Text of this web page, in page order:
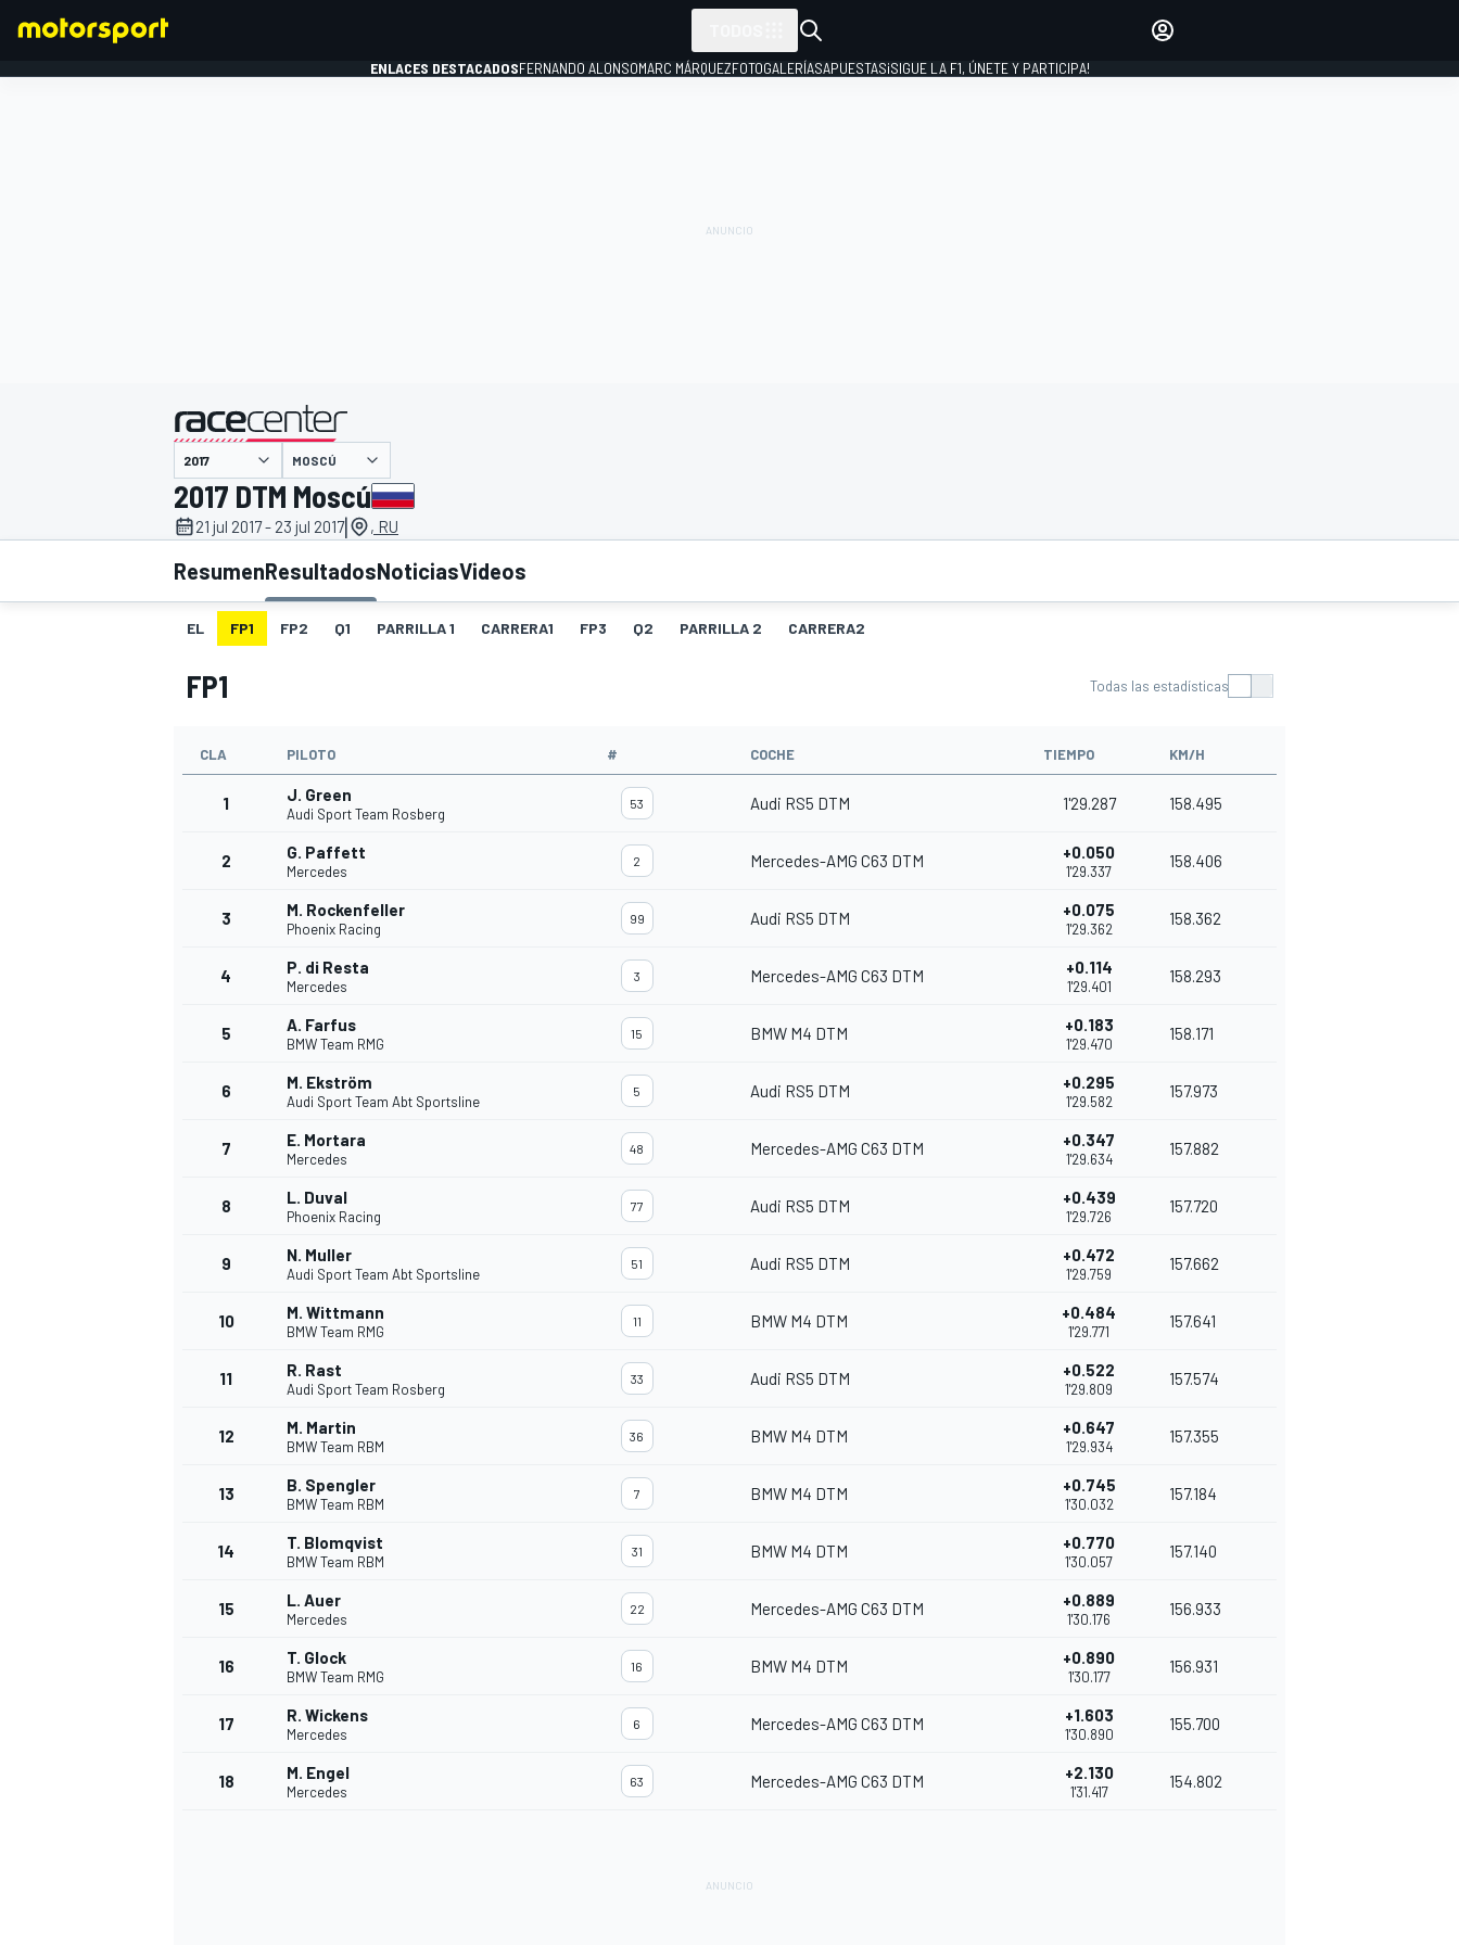
INDYCAR WRC
ENLACES DESTACADOSFERNANDO ALONSOMARC MÁRQUEZFOTOGALERÍASAPUESTAS¡SIGUE LA F1, ÚNETE Y PARTICIPA!
presentado por
MOSCÚ
2017 DTM Moscú
21 jul 2017 - 23 jul 2017| , RU
ResumenResultadosNoticiasVideos
EL FP1 FP2 Q1 PARRILLA 1 CARRERA1 FP3 Q2 PARRILLA 2 CARRERA2
FP1 Todas las estadísticas
CLA PILOTO # COCHE TIEMPO KM/H
1 J. Green
Audi Sport Team Rosberg
53 Audi RS5 DTM 1'29.287 158.495
2 G. Paffett
Mercedes
2 Mercedes-AMG C63 DTM +0.050
1'29.337
158.406
3 M. Rockenfeller
Phoenix Racing
99 Audi RS5 DTM +0.075
1'29.362
158.362
4 P. di Resta
Mercedes
3 Mercedes-AMG C63 DTM +0.114
1'29.401
158.293
5 A. Farfus
BMW Team RMG
15 BMW M4 DTM +0.183
1'29.470
158.171
6 M. Ekström
Audi Sport Team Abt Sportsline
5 Audi RS5 DTM +0.295
1'29.582
157.973
7 E. Mortara
Mercedes
48 Mercedes-AMG C63 DTM +0.347
1'29.634
157.882
8 L. Duval
Phoenix Racing
77 Audi RS5 DTM +0.439
1'29.726
157.720
9 N. Muller
Audi Sport Team Abt Sportsline
51 Audi RS5 DTM +0.472
1'29.759
157.662
10 M. Wittmann
BMW Team RMG
11 BMW M4 DTM +0.484
1'29.771
157.641
11 R. Rast
Audi Sport Team Rosberg
33 Audi RS5 DTM +0.522
1'29.809
157.574
12 M. Martin
BMW Team RBM
36 BMW M4 DTM +0.647
1'29.934
157.355
13 B. Spengler
BMW Team RBM
7 BMW M4 DTM +0.745
1'30.032
157.184
14 T. Blomqvist
BMW Team RBM
31 BMW M4 DTM +0.770
1'30.057
157.140
15 L. Auer
Mercedes
22 Mercedes-AMG C63 DTM +0.889
1'30.176
156.933
16 T. Glock
BMW Team RMG
16 BMW M4 DTM +0.890
1'30.177
156.931
17 R. Wickens
Mercedes
6 Mercedes-AMG C63 DTM +1.603
1'30.890
155.700
18 M. Engel
Mercedes
63 Mercedes-AMG C63 DTM +2.130
1'31.417
154.802